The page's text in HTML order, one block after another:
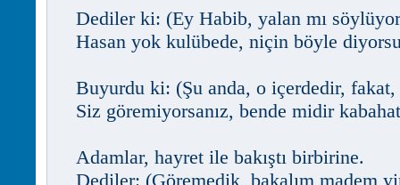
Dediler ki: (Ey Habib, yalan mı
Hasan yok kulübede, niçin böyle
Buyurdu ki: (Şu anda, o içerdedir, fakat,
Siz göremiyorsanız, bende midir
Adamlar, hayret ile bakıştı birbirine.
Dediler: (Göremedik, bakalım madem